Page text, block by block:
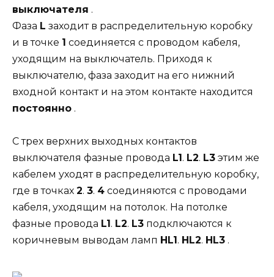
выключателя .
Фаза L заходит в распределительную коробку
и в точке 1 соединяется с проводом кабеля,
уходящим на выключатель. Приходя к
выключателю, фаза заходит на его нижний
входной контакт и на этом контакте находится
постоянно .
С трех верхних выходных контактов
выключателя фазные провода L1 . L2. L3 этим же
кабелем уходят в распределительную коробку,
где в точках 2. 3. 4 соединяются с проводами
кабеля, уходящим на потолок. На потолке
фазные провода L1 . L2. L3 подключаются к
коричневым выводам ламп HL1 . HL2. HL3 .